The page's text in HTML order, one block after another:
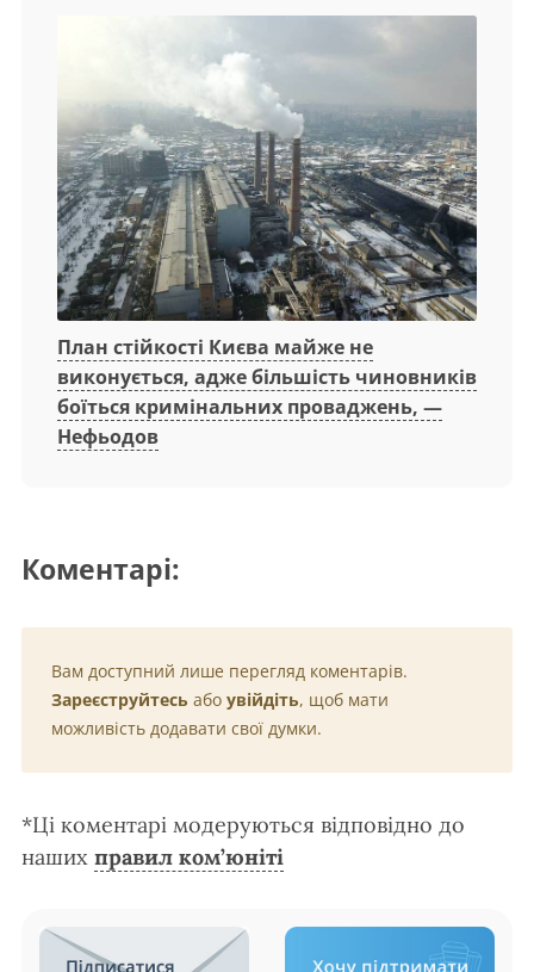
План стійкості Києва майже не
виконується, адже більшість чиновників
боїться кримінальних проваджень, —
Нефьодов
Коментарі:
Вам доступний лише перегляд коментарів.
Зареєструйтесь або увійдіть, щоб мати
можливість додавати свої думки.
*Ці коментарі модеруються відповідно до
наших правил ком’юніті